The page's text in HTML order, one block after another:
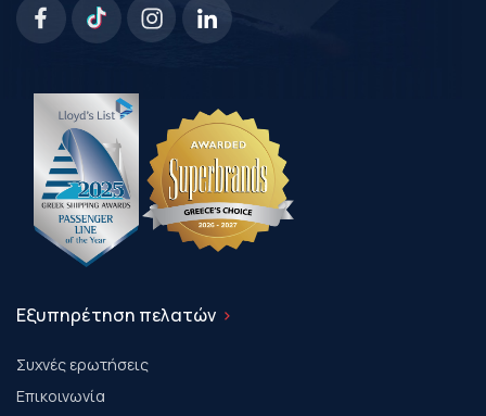
Εξυπηρέτηση πελατών
Συχνές ερωτήσεις
Επικοινωνία